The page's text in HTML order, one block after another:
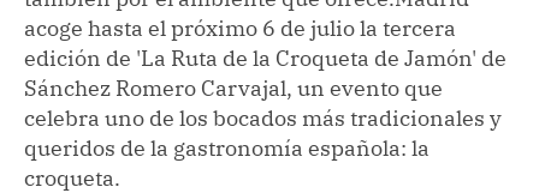
acoge hasta el próximo 6 de julio la tercera
edición de 'La Ruta de la Croqueta de Jamón' de
Sánchez Romero Carvajal, un evento que
celebra uno de los bocados más tradicionales y
queridos de la gastronomía española: la
croqueta.